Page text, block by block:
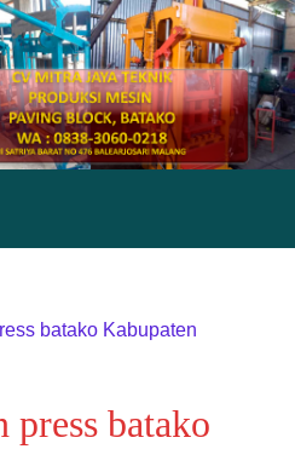
batako Kabupaten
press batako